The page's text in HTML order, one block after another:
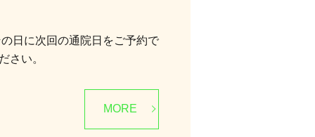
日に次回の通院日をご予約で
さい。
MORE